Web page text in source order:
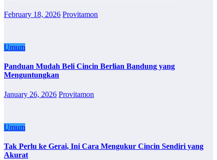
February 18, 2026 Provitamon
Umum
Panduan Mudah Beli Cincin Berlian Bandung yang
Menguntungkan
January 26, 2026 Provitamon
Umum
Tak Perlu ke Gerai, Ini Cara Mengukur Cincin Sendiri yang
Akurat